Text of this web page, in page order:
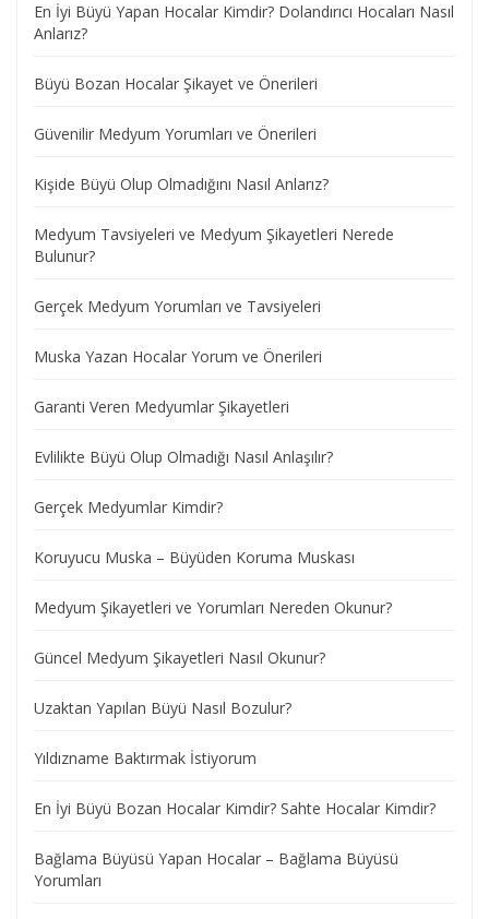
En İyi Büyü Yapan Hocalar Kimdir? Dolandırıcı Hocaları Nasıl
Anlarız?
Büyü Bozan Hocalar Şikayet ve Önerileri
Güvenilir Medyum Yorumları ve Önerileri
Kişide Büyü Olup Olmadığını Nasıl Anlarız?
Medyum Tavsiyeleri ve Medyum Şikayetleri Nerede
Bulunur?
Gerçek Medyum Yorumları ve Tavsiyeleri
Muska Yazan Hocalar Yorum ve Önerileri
Garanti Veren Medyumlar Şikayetleri
Evlilikte Büyü Olup Olmadığı Nasıl Anlaşılır?
Gerçek Medyumlar Kimdir?
Koruyucu Muska – Büyüden Koruma Muskası
Medyum Şikayetleri ve Yorumları Nereden Okunur?
Güncel Medyum Şikayetleri Nasıl Okunur?
Uzaktan Yapılan Büyü Nasıl Bozulur?
Yıldızname Baktırmak İstiyorum
En İyi Büyü Bozan Hocalar Kimdir? Sahte Hocalar Kimdir?
Bağlama Büyüsü Yapan Hocalar – Bağlama Büyüsü
Yorumları